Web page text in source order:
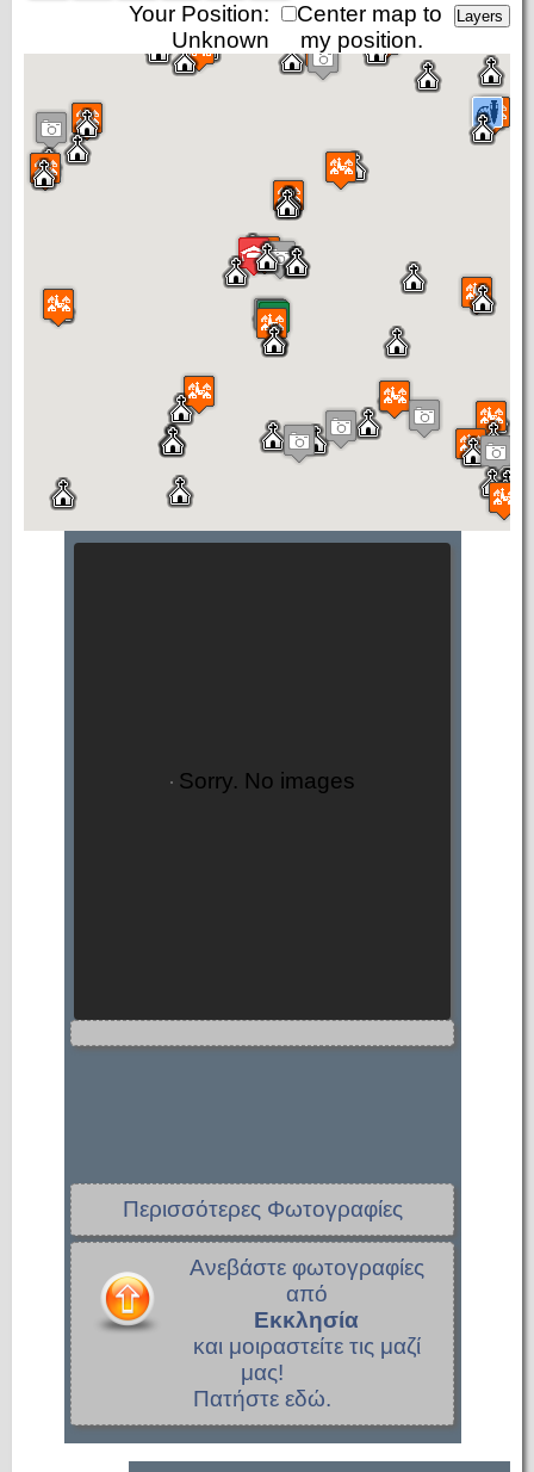
Center map to
my position.
Your Position:
Unknown
Sorry. No images
Περισσότερες Φωτογραφίες
Ανεβάστε φωτογραφίες
από
Εκκλησία
και μοιραστείτε τις μαζί
μας!
Πατήστε εδώ.